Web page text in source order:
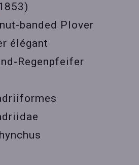
banded Plover
élégant
Regenpfeifer